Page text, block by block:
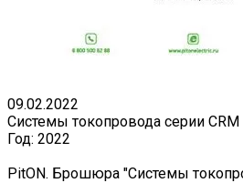
09.02.2022
Системы токопровода серии CRM
Год: 2022
PitON. Брошюра "Системы